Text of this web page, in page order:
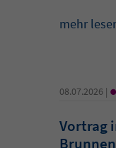
mehr
08.07.2026 | •
Vortrag